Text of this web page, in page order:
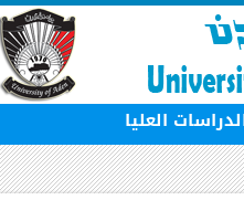
العليا